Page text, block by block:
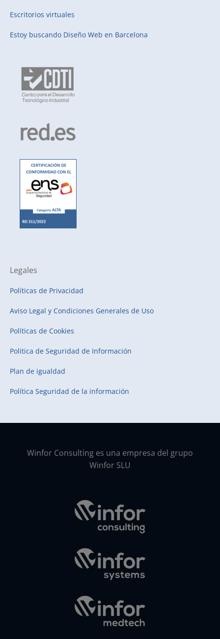
Escritorios virtuales
Estoy buscando Diseño Web en Barcelona
Legales
Políticas de Privacidad
Aviso Legal y Condiciones Generales de Uso
Políticas de Cookies
Politica de Seguridad de Información
Plan de igualdad
Política Seguridad de la información
Winfor Consulting es una empresa del grupo
Winfor SLU